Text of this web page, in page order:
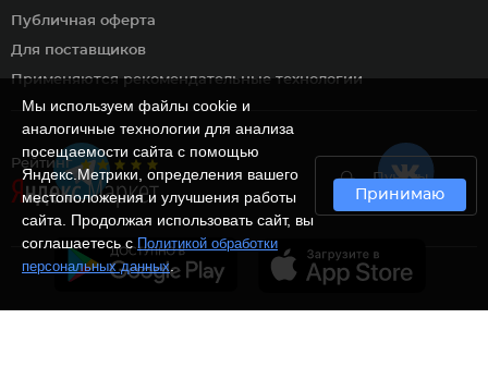
Рейтинг
Пункты
самовывоза
Публичная оферта
Для поставщиков
Применяются рекомендательные технологии
Мы используем файлы cookie и
аналогичные технологии для анализа
посещаемости сайта с помощью
Яндекс.Метрики, определения вашего
местоположения и улучшения работы
сайта. Продолжая использовать сайт, вы
соглашаетесь с Политикой обработки
персональных данных.
Принимаю